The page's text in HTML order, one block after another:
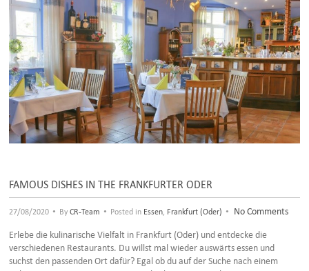
FAMOUS DISHES IN THE FRANKFURTER ODER
27/08/2020 • ByCR-Team • Posted in Essen Frankfurt (Oder) • No Comments
Erlebe die kulinarische Vielfalt in Frankfurt (Oder) und entdecke die
verschiedenen Restaurants. Du willst mal wieder auswärts essen und
suchst den passenden Ort dafür? Egal ob du auf der Suche nach einem